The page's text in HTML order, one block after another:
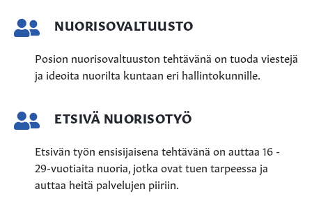
NUORISOVALTUUSTO
Posion nuorisovaltuuston tehtävänä on tuoda viestejä
ja ideoita nuorilta kuntaan eri hallintokunnille.
ETSIVÄ NUORISOTYÖ
Etsivän työn ensisijaisena tehtävänä on auttaa 16 -
29-vuotiaita nuoria, jotka ovat tuen tarpeessa ja
auttaa heitä palvelujen piiriin.